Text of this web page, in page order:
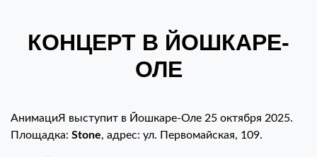
КОНЦЕРТ В ЙОШКАРЕ-
ОЛЕ
АнимациЯ выступит в Йошкаре-Оле 25 октября 2025.
Площадка: Stone, адрес: ул. Первомайская, 109.